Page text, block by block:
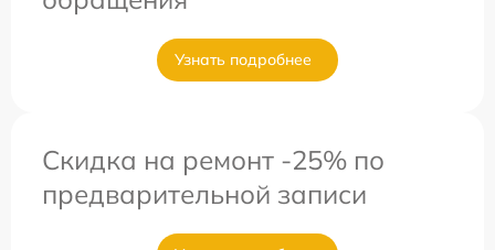
Узнать подробнее
Скидка на ремонт -25% по
предварительной записи